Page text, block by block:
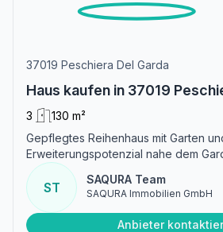
37019 Peschiera Del Garda
Haus kaufen in 37019
3
130 m²
Gepflegtes Reihenhaus mit Garten
Erweiterungspotenzial nahe dem
ST
SAQURA Team
SAQURA Immobilien GmbH
Anbieter